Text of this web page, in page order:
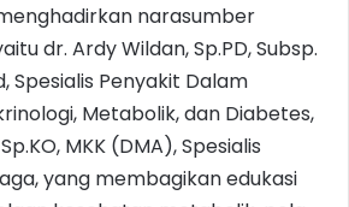
narasumber
dr. Ardy Wildan, Sp.PD, Subsp.
Spesialis Penyakit Dalam
Metabolik, dan Diabetes,
MKK (DMA), Spesialis
yang membagikan edukasi